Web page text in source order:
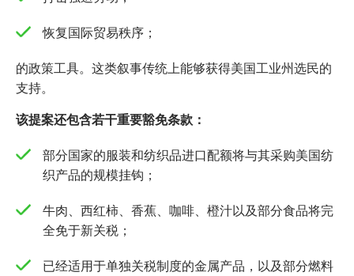
恢复国际贸易秩序；
的政策工具。这类叙事传统上能够获得美国工业州选民的
支持。
该提案还包含若干重要豁免条款：
部分国家的服装和纺织品进口配额将与其采购美国纺
织产品的规模挂钩；
牛肉、西红柿、香蕉、咖啡、橙汁以及部分食品将完
全免于新关税；
已经适用于单独关税制度的金属产品，以及部分燃料